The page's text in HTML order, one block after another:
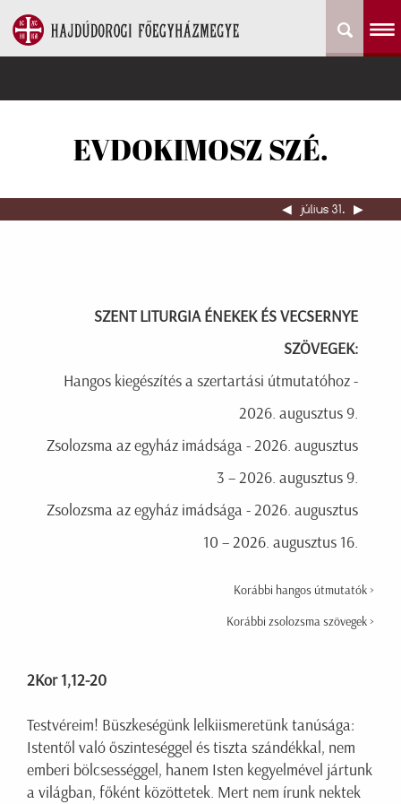
EVDOKIMOSZ SZÉ.
◀︎ július 31. ▶︎
SZENT LITURGIA ÉNEKEK ÉS VECSERNYE
SZÖVEGEK:
Hangos kiegészítés a szertartási útmutatóhoz -
2026. augusztus 9.
Zsolozsma az egyház imádsága - 2026. augusztus
3 – 2026. augusztus 9.
Zsolozsma az egyház imádsága - 2026. augusztus
10 – 2026. augusztus 16.
Korábbi hangos útmutatók >
Korábbi zsolozsma szövegek >
2Kor 1,12-20
Testvéreim! Büszkeségünk lelkiismeretünk tanúsága:
Istentől való őszinteséggel és tiszta szándékkal, nem
emberi bölcsességgel, hanem Isten kegyelmével jártunk
a világban, főként közöttetek. Mert nem írunk nektek